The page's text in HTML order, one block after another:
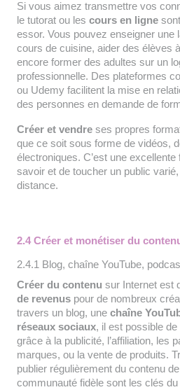
Si vous aimez transmettre vos
le tutorat ou les cours en ligne
essor. Vous pouvez enseigner une
cours de cuisine, aider des élèves
encore former des adultes sur un
professionnelle. Des plateformes
ou Udemy facilitent la mise en
des personnes en demande de
Créer et vendre ses propres
que ce soit sous forme de vidéos,
électroniques. C’est une
savoir et de toucher un public
distance.
2.4 Créer et monétiser du
2.4.1 Blog, chaîne YouTube,
Créer du contenu sur Internet est
de revenus pour de nombreux
travers un blog, une chaîne
réseaux sociaux, il est possible
grâce à la publicité, l’affiliation, les
marques, ou la vente de produits.
publier régulièrement du contenu
communauté fidèle sont les clés